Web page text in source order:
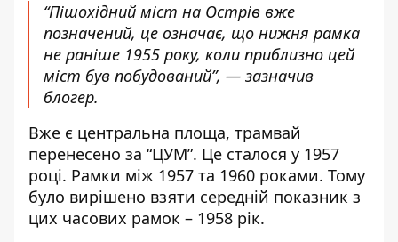
“Пішохідний міст на Острів вже
позначений, це означає, що нижня рамка
не раніше 1955 року, коли приблизно цей
міст був побудований”, — зазначив
блогер.
Вже є центральна площа, трамвай
перенесено за “ЦУМ”. Це сталося у 1957
році. Рамки між 1957 та 1960 роками. Тому
було вирішено взяти середній показник з
цих часових рамок – 1958 рік.